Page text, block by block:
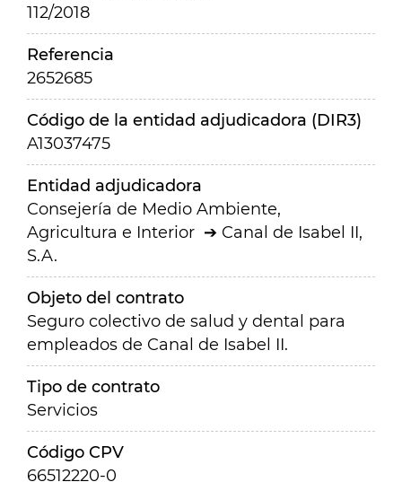
112/2018
Referencia
2652685
Código de la entidad adjudicadora (DIR3)
A13037475
Entidad adjudicadora
Consejería de Medio Ambiente,
Agricultura e Interior
Canal de Isabel II,
S.A.
Objeto del contrato
Seguro colectivo de salud y dental para
empleados de Canal de Isabel II.
Tipo de contrato
Servicios
Código CPV
66512220-0